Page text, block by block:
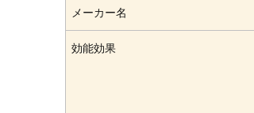
メーカー名
効能効果